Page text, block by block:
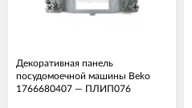
Декоративная панель
посудомоечной машины Beko
1766680407 — ПЛИП076